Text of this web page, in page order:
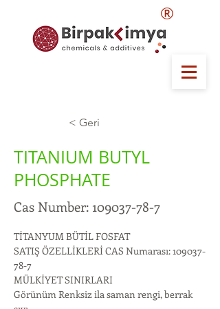
®
< Geri
TITANIUM BUTYL
PHOSPHATE
Cas Number: 109037-78-7
TİTANYUM BÜTİL FOSFAT
SATIŞ ÖZELLİKLERİ CAS Numarası: 109037-
78-7
MÜLKİYET SINIRLARI
Görünüm Renksiz ila saman rengi, berrak